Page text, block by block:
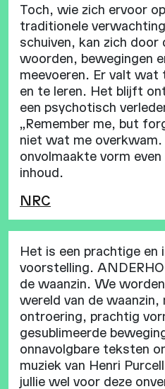
Toch, wie zich ervoor
traditionele
schuiven, kan zich door
woorden, bewegingen
meevoeren. Er valt wat
en te leren. Het blijft
een psychotisch
„Remember me, but
niet wat me overkwam.
onvolmaakte vorm
inhoud.
NRC
Het is een prachtige en
voorstelling.
de waanzin. We
wereld van de waanzin,
ontroering, prachtig
gesublimeerde
onnavolgbare teksten
muziek van Henri
jullie wel voor deze